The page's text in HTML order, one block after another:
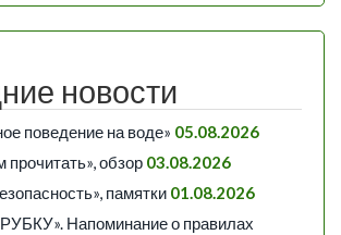
новости
поведение на воде» 05.08.2026
прочитать», обзор 03.08.2026
памятки 01.08.2026
Напоминание о правилах